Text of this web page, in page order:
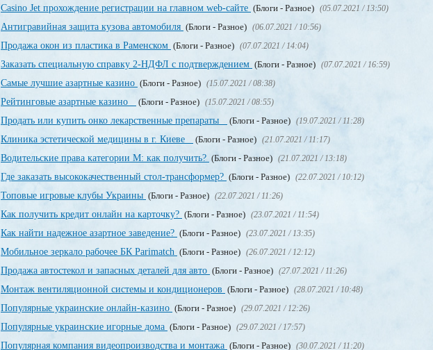
Сasino Jet прохождение регистрации на главном web-сайте (Блоги - Разное) (05.07.2021 / 13:50)
Антигравийная защита кузова автомобиля (Блоги - Разное) (06.07.2021 / 10:56)
Продажа окон из пластика в Раменском (Блоги - Разное) (07.07.2021 / 14:04)
Заказать специальную справку 2-НДФЛ с подтверждением (Блоги - Разное) (07.07.2021 / 16:59)
Самые лучшие азартные казино (Блоги - Разное) (15.07.2021 / 08:38)
Рейтинговые азартные казино (Блоги - Разное) (15.07.2021 / 08:55)
Продать или купить онко лекарственные препараты (Блоги - Разное) (19.07.2021 / 11:28)
Клиника эстетической медицины в г. Киеве (Блоги - Разное) (21.07.2021 / 11:17)
Водительские права категории М: как получить? (Блоги - Разное) (21.07.2021 / 13:18)
Где заказать высококачественный стол-трансформер? (Блоги - Разное) (22.07.2021 / 10:12)
Топовые игровые клубы Украины (Блоги - Разное) (22.07.2021 / 11:26)
Как получить кредит онлайн на карточку? (Блоги - Разное) (23.07.2021 / 11:54)
Как найти надежное азартное заведение? (Блоги - Разное) (23.07.2021 / 13:35)
Мобильное зеркало рабочее БК Parimatch (Блоги - Разное) (26.07.2021 / 12:12)
Продажа автостекол и запасных деталей для авто (Блоги - Разное) (27.07.2021 / 11:26)
Монтаж вентиляционной системы и кондиционеров (Блоги - Разное) (28.07.2021 / 10:48)
Популярные украинские онлайн-казино (Блоги - Разное) (29.07.2021 / 12:26)
Популярные украинские игорные дома (Блоги - Разное) (29.07.2021 / 17:57)
Популярная компания видеопроизводства и монтажа (Блоги - Разное) (30.07.2021 / 11:20)